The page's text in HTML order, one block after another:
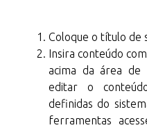
Coloque o título de
Insira conteúdo
acima da área
editar o
definidas do
ferramentas